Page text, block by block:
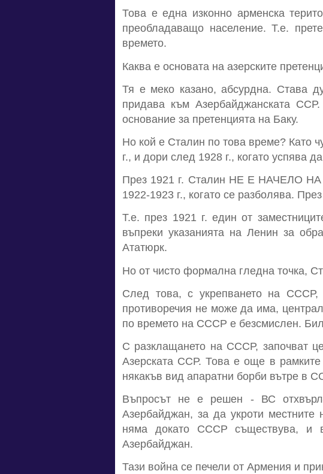
Това е една изконно арменска
преобладаващо население. Т.е.
времето.
Каква е основата на азерските
Тя е меко казано, абсурдна. Става
придава към Азербайджанската
основание за претенцията на Баку.
Но кой е Сталин по това време? Като
г., и дори след 1928 г., когато успява
През 1921 г. Сталин НЕ Е НАЧЕЛО
1922-1923 г., когато се разболява.
Т.е. през 1921 г. един от
въпреки указанията на Ленин за
Ататюрк.
Но от чисто формална гледна точка,
След това, с укрепването на СССР,
противоречия не може да има,
по времето на СССР е безсмислен.
С разклащането на СССР, започват
Азерската ССР. Това е още в
някакъв вид апаратни борби вътре в
Въпросът не е решен - ВС
Азербайджан, за да укроти местните
няма докато СССР съществува, и
Азербайджан.
Тази война се печели от Армения и